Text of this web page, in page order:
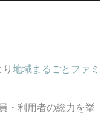
地域まるごとファミ
・利用者の総力を挙